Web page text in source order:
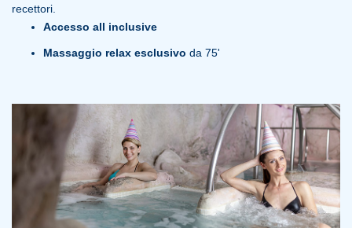
recettori.
Accesso all inclusive
Massaggio relax esclusivo da 75'